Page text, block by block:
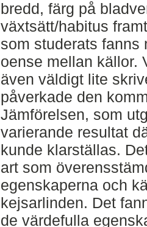
bredd, färg på
växtsätt/habitus
som studerats fanns
oense mellan källor.
även väldigt lite
påverkade den
Jämförelsen, som
varierande resultat
kunde klarställas.
art som
egenskaperna och
kejsarlinden. Det
de värdefulla